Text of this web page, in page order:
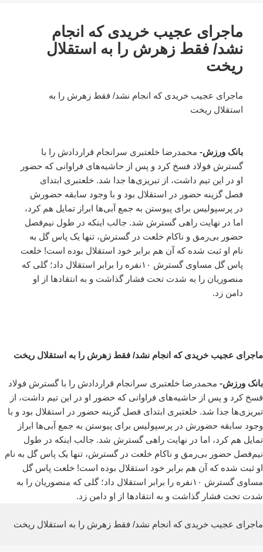
ماجرای عجیب خریدی که انجام
نشد/ فقط زهرش را به استقلال
ریخت
ماجرای عجیب خریدی که انجام نشد/ فقط زهرش را به
استقلال ریخت
بانک ورزش- محمدرضا خلعتبری سرانجام قراردادش را با
گسترش فولاد فسخ کرد و پس از حاشیه‌های فراوانی که حضور
او در این تیم داشت، از تبریزی‌ها جدا شد. خلعتبری ابتدای
فصل گزینه حضور در استقلال بود و با وجود سابقه حضورش
در پرسپولیس برای پیوستن به جمع آبی‌ها ابراز تمایل هم کرد،
اما در نهایت راهی گسترش شد. جالب اینکه در طول نیم‌فصل
حضور بی‌رمق و ناکام خلعت در گسترش، تنها یک پاس گل به
نام او ثبت شده که آن هم برابر خود استقلال بوده است! خلعت
پاس گل مساوی گسترش ۱۰نفره را برابر استقلال داد؛ گلی که
منصوریان را به شدت تحت فشار گذاشت و به انتقادها از او
دامن زد.
ماجرای عجیب خریدی که انجام نشد/ فقط زهرش را به استقلال ریخت
بانک ورزش- محمدرضا خلعتبری سرانجام قراردادش را با گسترش فولاد
فسخ کرد و پس از حاشیه‌های فراوانی که حضور او در این تیم داشت، از
تبریزی‌ها جدا شد. خلعتبری ابتدای فصل گزینه حضور در استقلال بود و با
وجود سابقه حضورش در پرسپولیس برای پیوستن به جمع آبی‌ها ابراز
تمایل هم کرد، اما در نهایت راهی گسترش شد. جالب اینکه در طول
نیم‌فصل حضور بی‌رمق و ناکام خلعت در گسترش، تنها یک پاس گل به نام
او ثبت شده که آن هم برابر خود استقلال بوده است! خلعت پاس گل
مساوی گسترش ۱۰نفره را برابر استقلال داد؛ گلی که منصوریان را به
شدت تحت فشار گذاشت و به انتقادها از او دامن زد.
ماجرای عجیب خریدی که انجام نشد/ فقط زهرش را به استقلال ریخت